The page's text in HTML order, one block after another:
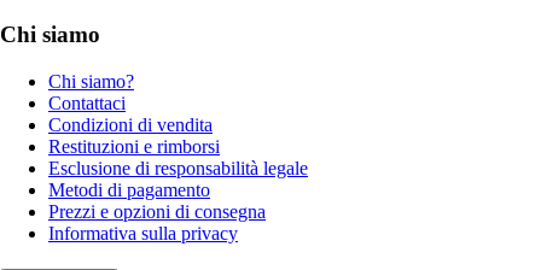
Chi siamo
Chi siamo?
Contattaci
Condizioni di vendita
Restituzioni e rimborsi
Esclusione di responsabilità legale
Metodi di pagamento
Prezzi e opzioni di consegna
Informativa sulla privacy